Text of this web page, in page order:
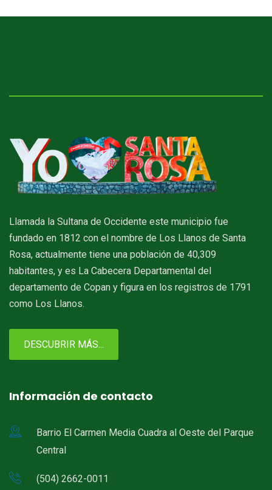
Llamada la Sultana de Occidente este municipio fue
fundado en 1812 con el nombre de Los Llanos de Santa
Rosa, actualmente tiene una población de 40,309
habitantes, y es La Cabecera Departamental del
departamento de Copan y figura en los registros de 1791
como Los Llanos.
DESCUBRIR MÁS...
Información de contacto
Barrio El Carmen Media Cuadra al Oeste del Parque
Central
(504) 2662-0011